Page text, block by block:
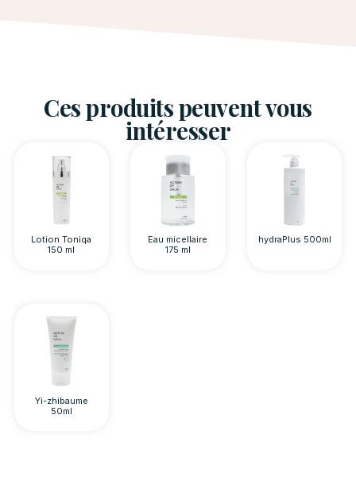
Ces produits peuvent vous
intéresser
Lotion Toniqa
150 ml
Eau micellaire
175 ml
hydraPlus 500ml
Yi-zhibaume
50ml